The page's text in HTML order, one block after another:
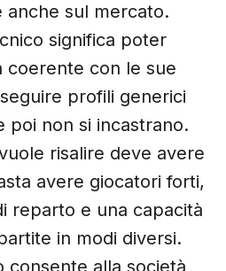
anche sul mercato.
significa poter
coerente con le sue
profili generici
poi non si incastrano.
risalire deve avere
avere giocatori forti,
reparto e una capacità
in modi diversi.
consente alla società